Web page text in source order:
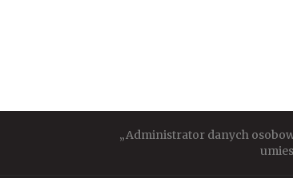
„Administrator danych